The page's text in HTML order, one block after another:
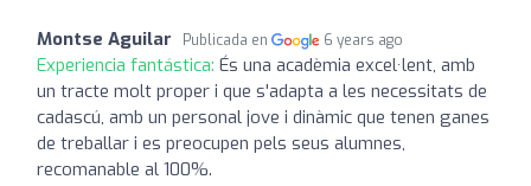
Montse Aguilar Publicada en 6 years ago
Experiencia fantástica: És una acadèmia excel·lent, amb
un tracte molt proper i que s'adapta a les necessitats de
cadascú, amb un personal jove i dinàmic que tenen ganes
de treballar i es preocupen pels seus alumnes,
recomanable al 100%.